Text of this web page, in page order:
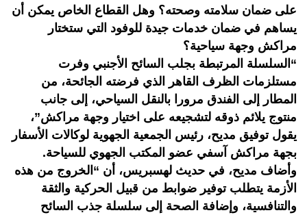
على ضمان سلامته وصحته؟ وهل القطاع الخاص يمكن أن
يساهم في ضمان خدمات جيدة للوفود التي ستختار
مراكش وجهة سياحية؟
“السلسلة المرتبطة بجلب السائح الأجنبي وفرت
مستلزمات الظرف القاهر الذي فرضته الجائحة، من
المطار إلى الفندق مرورا بالنقل السياحي، إلى جانب
منتوج يلائم ذوقه لتشجيعه على اختيار وجهة مراكش”،
يقول توفيق مديح، رئيس الجمعية الجهوية لوكالات الأسفار
بجهة مراكش آسفي عضو المكتب الجهوي للسياحة.
وأضاف مديح، في حديث لهسبريس، أن “الخروج من هذه
الأزمة يتطلب توفير ضوابط من قبيل الحركية والثقة
والتنافسية، وإضافة الصحة إلى سلسلة جذب السائح